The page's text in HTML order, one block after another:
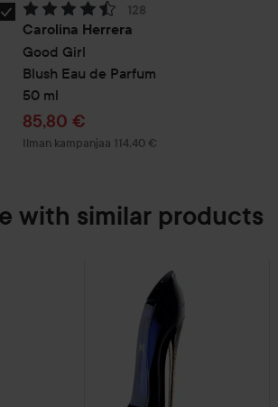
128
Arvosana: 4.5. Perustuu 128 arvioon
Carolina Herrera
Good Girl
Blush Eau de Parfum
50 ml
Tarjoushinta
85,80 €
Ilman kampanjaa 114,40 €
CAROLINA
HERRERA
RE23
EDP
with similar products